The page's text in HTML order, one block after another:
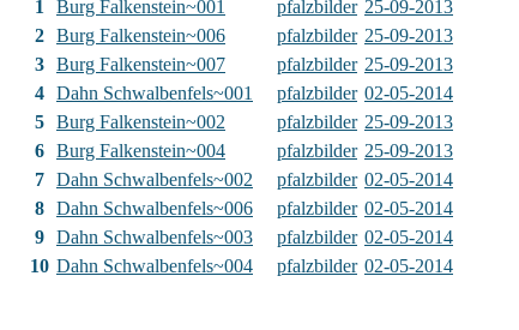
1
Burg Falkenstein~001 pfalzbilder 25-09-2013
2 Burg Falkenstein~006 pfalzbilder 25-09-2013
3 Burg Falkenstein~007 pfalzbilder 25-09-2013
4 Dahn Schwalbenfels~001 pfalzbilder 02-05-2014
5 Burg Falkenstein~002 pfalzbilder 25-09-2013
6 Burg Falkenstein~004 pfalzbilder 25-09-2013
7 Dahn Schwalbenfels~002 pfalzbilder 02-05-2014
8 Dahn Schwalbenfels~006 pfalzbilder 02-05-2014
9 Dahn Schwalbenfels~003 pfalzbilder 02-05-2014
10 Dahn Schwalbenfels~004 pfalzbilder 02-05-2014